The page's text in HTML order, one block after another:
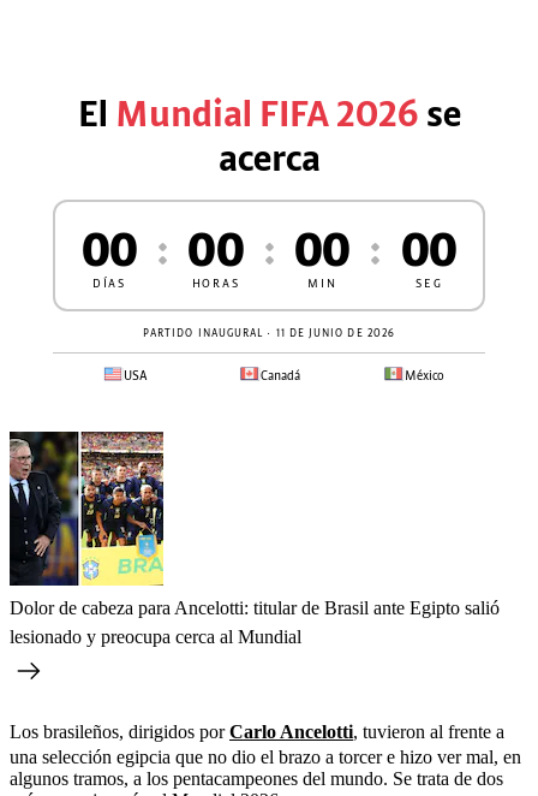
Dolor de cabeza para Ancelotti: titular de Brasil ante Egipto salió
lesionado y preocupa cerca al Mundial
Los brasileños, dirigidos porCarlo Ancelotti, tuvieron al frente a
una selección egipcia que no dio el brazo a torcer e hizo ver mal, en
algunos tramos, a los pentacampeones del mundo. Se trata de dos